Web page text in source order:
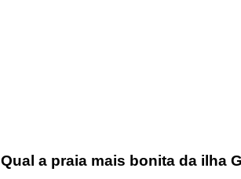
Qual a praia mais bonita da ilha